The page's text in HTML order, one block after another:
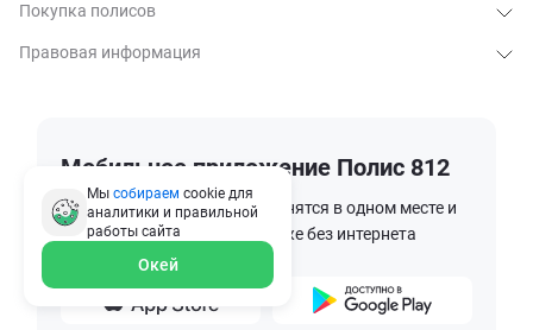
Покупка полисов
Правовая информация
Мобильное приложение Полис 812
Ваши страховые полисы хранятся в одном месте и
доступны в любое время, даже без интернета
Мы собираем cookie для
аналитики и правильной
работы сайта
Окей